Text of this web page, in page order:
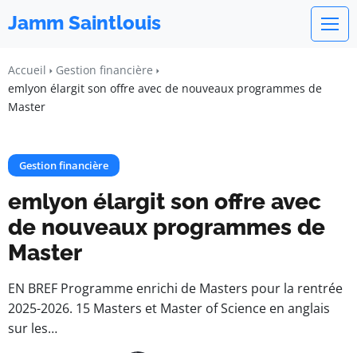
Jamm Saintlouis
Accueil
Gestion financière
emlyon élargit son offre avec de nouveaux programmes de
Master
Gestion financière
emlyon élargit son offre avec
de nouveaux programmes de
Master
EN BREF Programme enrichi de Masters pour la rentrée
2025-2026. 15 Masters et Master of Science en anglais
sur les…